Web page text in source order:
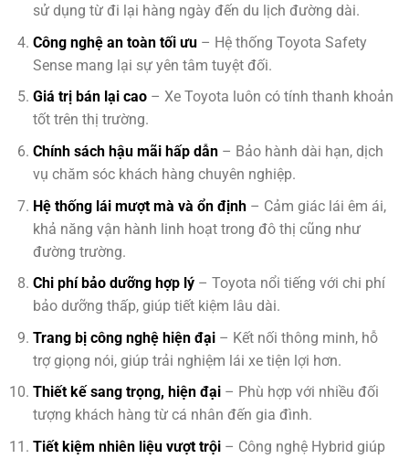
sử dụng từ đi lại hàng ngày đến du lịch đường dài.
Công nghệ an toàn tối ưu– Hệ thống Toyota Safety
Sense mang lại sự yên tâm tuyệt đối.
Giá trị bán lại cao– Xe Toyota luôn có tính thanh khoản
tốt trên thị trường.
Chính sách hậu mãi hấp dẫn– Bảo hành dài hạn, dịch
vụ chăm sóc khách hàng chuyên nghiệp.
Hệ thống lái mượt mà và ổn định– Cảm giác lái êm ái,
khả năng vận hành linh hoạt trong đô thị cũng như
đường trường.
Chi phí bảo dưỡng hợp lý– Toyota nổi tiếng với chi phí
bảo dưỡng thấp, giúp tiết kiệm lâu dài.
Trang bị công nghệ hiện đại – Kết nối thông minh, hỗ
trợ giọng nói, giúp trải nghiệm lái xe tiện lợi hơn.
Thiết kế sang trọng, hiện đại– Phù hợp với nhiều đối
tượng khách hàng từ cá nhân đến gia đình.
Tiết kiệm nhiên liệu vượt trội– Công nghệ Hybrid giúp